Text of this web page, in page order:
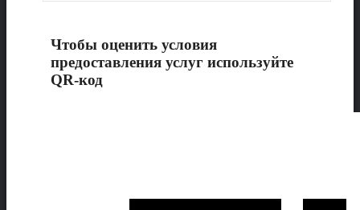
Чтобы оценить условия
предоставления услуг используйте
QR-код